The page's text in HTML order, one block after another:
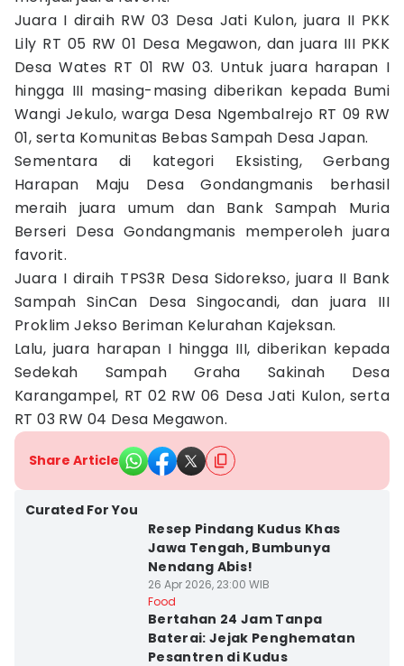
Juara I diraih RW 03 Desa Jati Kulon, juara II PKK
Lily RT 05 RW 01 Desa Megawon, dan juara III PKK
Desa Wates RT 01 RW 03. Untuk juara harapan I
hingga III masing-masing diberikan kepada Bumi
Wangi Jekulo, warga Desa Ngembalrejo RT 09 RW
01, serta Komunitas Bebas Sampah Desa Japan.
Sementara di kategori Eksisting, Gerbang
Harapan Maju Desa Gondangmanis berhasil
meraih juara umum dan Bank Sampah Muria
Berseri Desa Gondangmanis memperoleh juara
favorit.
Juara I diraih TPS3R Desa Sidorekso, juara II Bank
Sampah SinCan Desa Singocandi, dan juara III
Proklim Jekso Beriman Kelurahan Kajeksan.
Lalu, juara harapan I hingga III, diberikan kepada
Sedekah Sampah Graha Sakinah Desa
Karangampel, RT 02 RW 06 Desa Jati Kulon, serta
RT 03 RW 04 Desa Megawon.
Share Article
Curated For You
Resep Pindang Kudus Khas
Jawa Tengah, Bumbunya
Nendang Abis!
26 Apr 2026, 23:00 WIB
Food
Bertahan 24 Jam Tanpa
Baterai: Jejak Penghematan
Pesantren di Kudus